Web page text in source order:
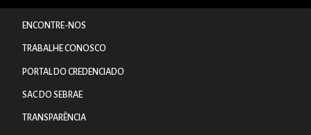
ENCONTRE-NOS
TRABALHE CONOSCO
PORTAL DO CREDENCIADO
SAC DO SEBRAE
TRANSPARÊNCIA